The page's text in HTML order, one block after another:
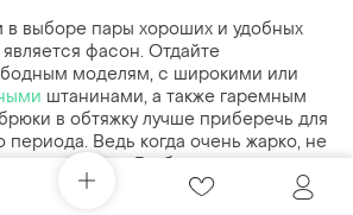
выборе пары хороших и удобных
фасон. Отдайте
моделям, с широкими или
штанинами, а также гаремным
в обтяжку лучше приберечь для
периода. Ведь когда очень жарко, не
в узких брюках Вы будете переживать,
сидя в жарком офисе или на летней